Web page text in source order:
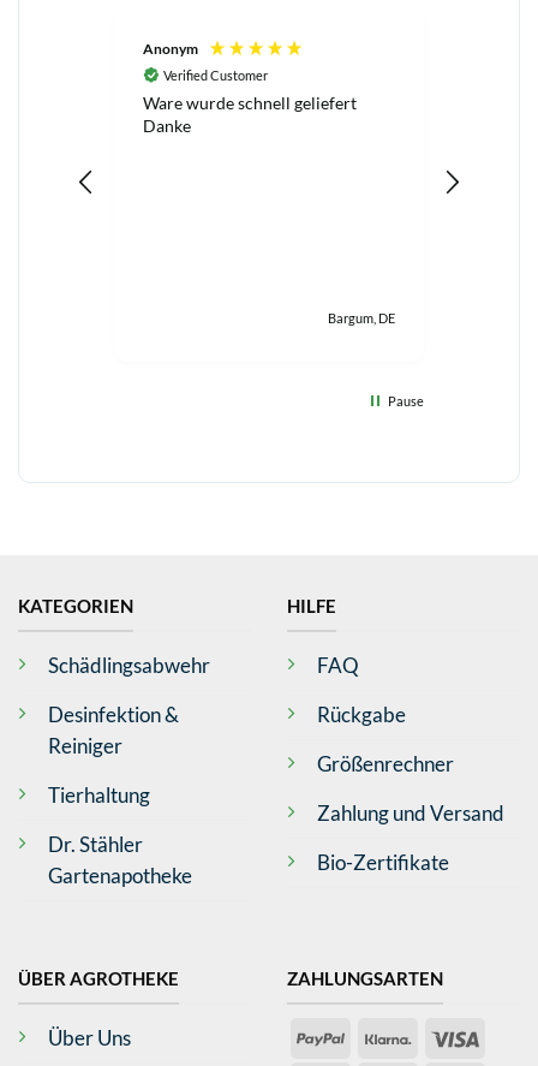
Anonym
Verified Customer
Ware wurde schnell geliefert
Danke
Bargum, DE
Pause
KATEGORIEN
Schädlingsabwehr
Desinfektion &
Reiniger
Tierhaltung
Dr. Stähler
Gartenapotheke
HILFE
FAQ
Rückgabe
Größenrechner
Zahlung und Versand
Bio-Zertifikate
ÜBER AGROTHEKE
Über Uns
ZAHLUNGSARTEN
PayPal Klarna